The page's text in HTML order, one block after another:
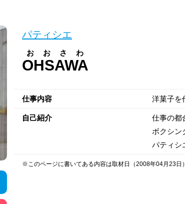
パティシエ
OHSAWA
おおさわ
仕事内容 洋菓子を
自己紹介
仕事の都
ボクシン
パティシ
※このページに書いてある内容は取材日（2008年04月23日